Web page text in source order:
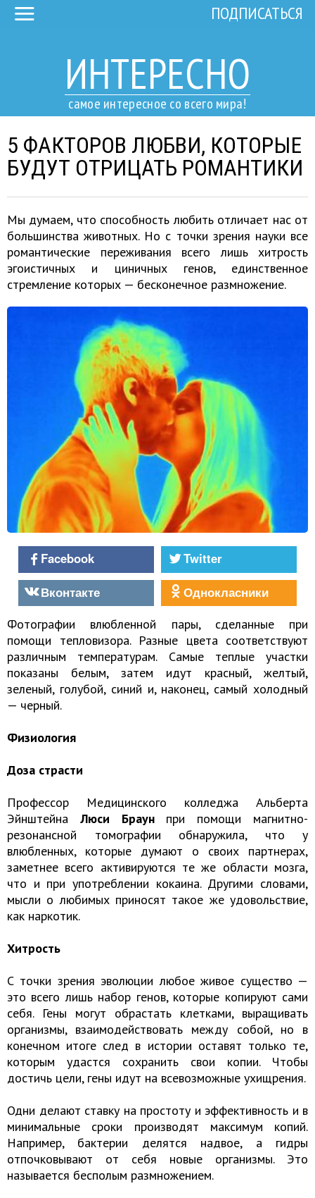
ИНТЕРЕСНО
самое интересное со всего мира!
ПОДПИСАТЬСЯ
5 ФАКТОРОВ ЛЮБВИ, КОТОРЫЕ
БУДУТ ОТРИЦАТЬ РОМАНТИКИ
Мы думаем, что способность любить отличает нас от
большинства животных. Но с точки зрения науки все
романтические переживания всего лишь хитрость
эгоистичных и циничных генов, единственное
стремление которых — бесконечное размножение.
Facebook
Twitter
Вконтакте
Однокласники
Фотографии влюбленной пары, сделанные при
помощи тепловизора. Разные цвета соответствуют
различным температурам. Самые теплые участки
показаны белым, затем идут красный, желтый,
зеленый, голубой, синий и, наконец, самый холодный
— черный.
Физиология
Доза страсти
Профессор Медицинского колледжа Альберта
Эйнштейна Люси Браунпри помощи магнитно-
резонансной томографии обнаружила, что у
влюбленных, которые думают о своих партнерах,
заметнее всего активируются те же области мозга,
что и при употреблении кокаина. Другими словами,
мысли о любимых приносят такое же удовольствие,
как наркотик.
Хитрость
С точки зрения эволюции любое живое существо —
это всего лишь набор генов, которые копируют сами
себя. Гены могут обрастать клетками, выращивать
организмы, взаимодействовать между собой, но в
конечном итоге след в истории оставят только те,
которым удастся сохранить свои копии. Чтобы
достичь цели, гены идут на всевозможные ухищрения.
Одни делают ставку на простоту и эффективность и в
минимальные сроки производят максимум копий.
Например, бактерии делятся надвое, а гидры
отпочковывают от себя новые организмы. Это
называется бесполым размножением.